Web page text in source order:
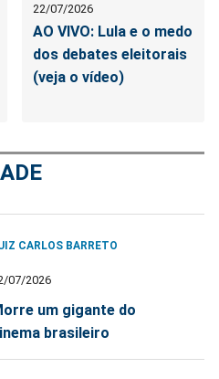
22/07/2026
AO VIVO: Lula e o medo
dos debates eleitorais
(veja o vídeo)
CARLOS BARRETO
07/2026
um gigante do
brasileiro